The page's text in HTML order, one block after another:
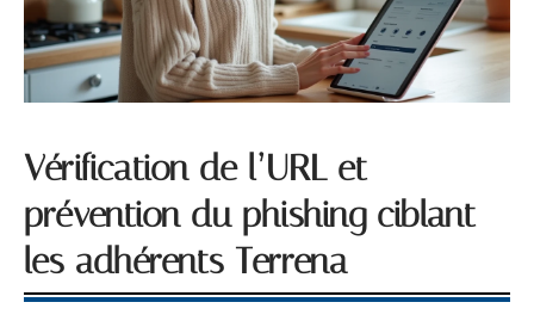
Vérification de l’URL et
prévention du phishing ciblant
les adhérents Terrena